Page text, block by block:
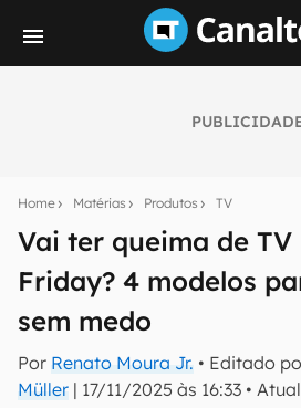
Home Matérias Produtos TV
Vai ter queima de TV
Friday? 4 modelos
sem medo
Por Renato Moura Jr. • Editado
Müller | 17/11/2025 às 16:33 •
notícias e reviews sobre
mão.
E-mail
inscreva-se